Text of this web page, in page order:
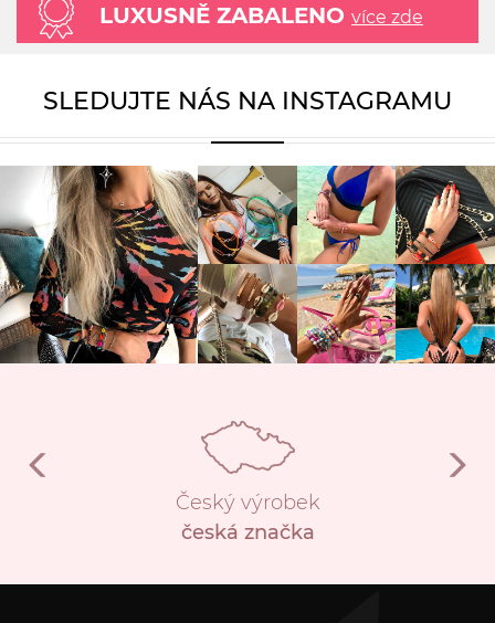
LUXUSNĚ ZABALENO více zde
SLEDUJTE NÁS NA INSTAGRAMU
Český výrobek
česká značka